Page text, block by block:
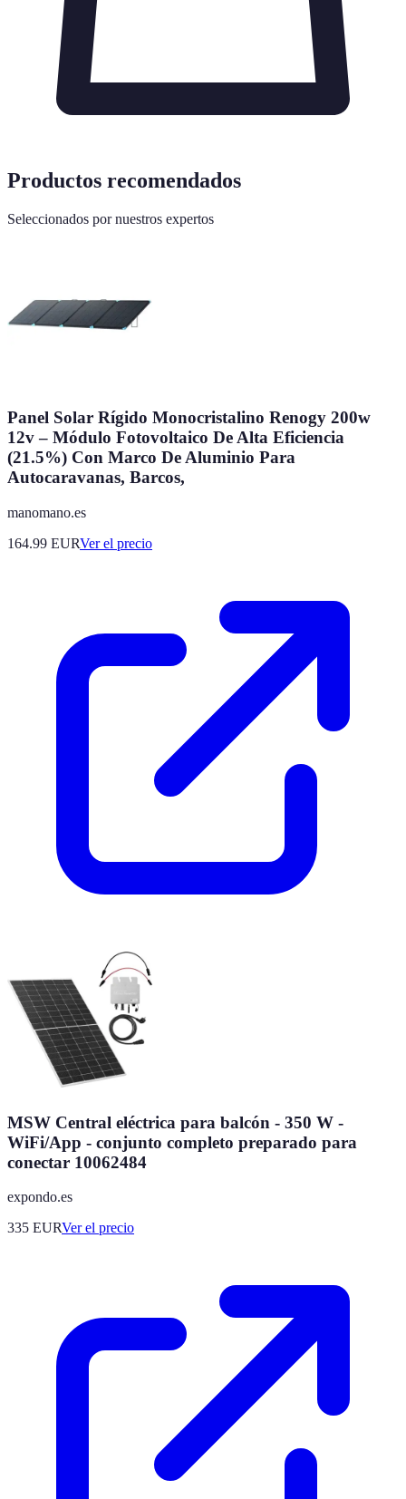
Productos recomendados
Seleccionados por nuestros expertos
Panel Solar Rígido Monocristalino Renogy 200w
12v – Módulo Fotovoltaico De Alta Eficiencia
(21.5%) Con Marco De Aluminio Para
Autocaravanas, Barcos,
manomano.es
164.99 EURVer el precio
MSW Central eléctrica para balcón - 350 W -
WiFi/App - conjunto completo preparado para
conectar 10062484
expondo.es
335 EURVer el precio